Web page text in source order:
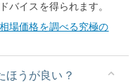
バイスを得られます。
場価格を調べる究極の
ほうが良い？